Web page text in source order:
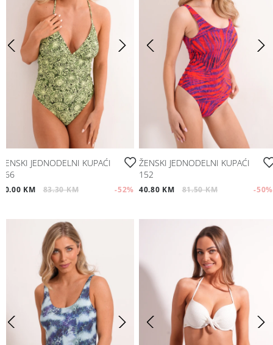
ŽENSKI JEDNODELNI KUPAĆI
166
40.00 KM 83.30 KM -52%
ŽENSKI JEDNODELNI KUPAĆI
152
40.80 KM 81.50 KM -50%